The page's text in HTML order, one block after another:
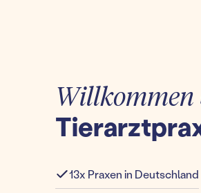
Willkommen
13x Praxen in Deutschland